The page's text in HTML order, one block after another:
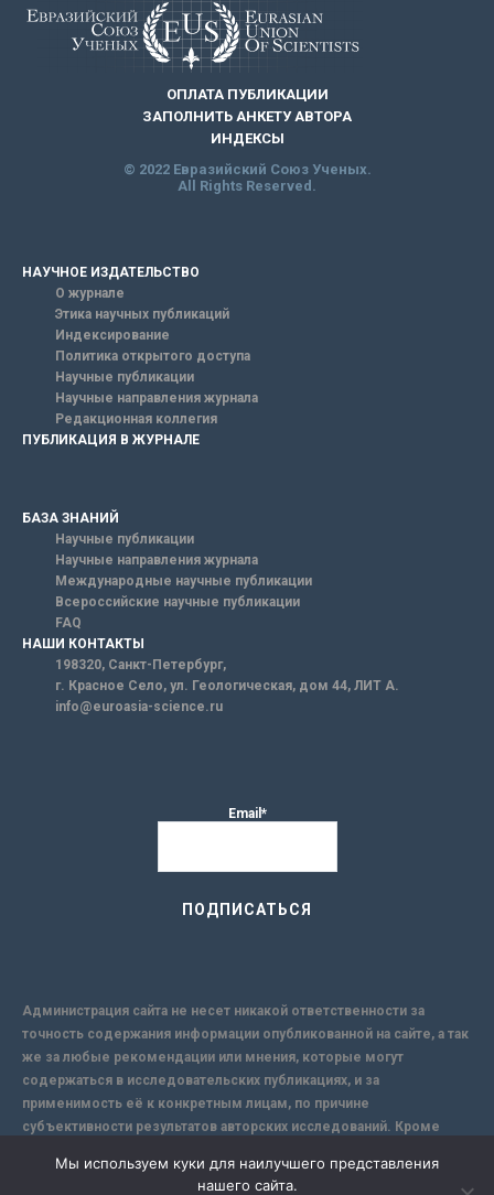
ОПЛАТА ПУБЛИКАЦИИ
ЗАПОЛНИТЬ АНКЕТУ АВТОРА
ИНДЕКСЫ
© 2022 Евразийский Союз Ученых.
All Rights Reserved.
НАУЧНОЕ ИЗДАТЕЛЬСТВО
О журнале
Этика научных публикаций
Индексирование
Политика открытого доступа
Научные публикации
Научные направления журнала
Редакционная коллегия
ПУБЛИКАЦИЯ В ЖУРНАЛЕ
БАЗА ЗНАНИЙ
Научные публикации
Научные направления журнала
Международные научные публикации
Всероссийские научные публикации
FAQ
НАШИ КОНТАКТЫ
198320, Санкт-Петербург,
г. Красное Село, ул. Геологическая, дом 44, ЛИТ А.
info@euroasia-science.ru
Email*
Администрация сайта не несет никакой ответственности за
точность содержания информации опубликованной на сайте, а так
же за любые рекомендации или мнения, которые могут
содержаться в исследовательских публикациях, и за
применимость её к конкретным лицам, по причине
субъективности результатов авторских исследований. Кроме
надежной защиты информации, Сайт не несет ответственности за
Мы используем куки для наилучшего представления
нашего сайта.